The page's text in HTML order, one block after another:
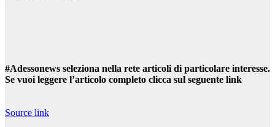
#Adessonews seleziona nella rete articoli di particolare interesse.
Se vuoi leggere l’articolo completo clicca sul seguente link
Source link